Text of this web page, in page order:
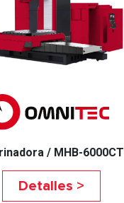
/ MHB-6000CT
Detalles >